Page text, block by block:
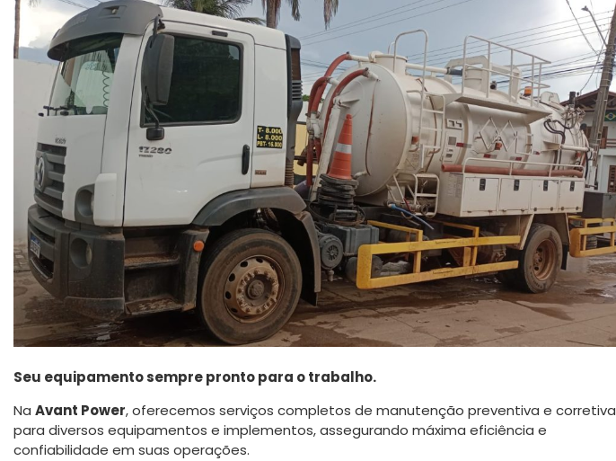
Seu equipamento sempre pronto para o trabalho.
Na Avant Power, oferecemos serviços completos de manutenção preventiva e corretiva
para diversos equipamentos e implementos, assegurando máxima eficiência e
confiabilidade em suas operações.